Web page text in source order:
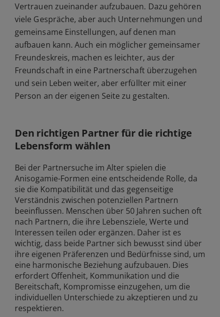
Vertrauen zueinander aufzubauen. Dazu gehören
viele Gespräche, aber auch Unternehmungen und
gemeinsame Einstellungen, auf denen man
aufbauen kann. Auch ein möglicher gemeinsamer
Freundeskreis, machen es leichter, aus der
Freundschaft in eine Partnerschaft überzugehen
und sein Leben weiter, aber erfüllter mit einer
Person an der eigenen Seite zu gestalten.
Den richtigen Partner für die richtige
Lebensform wählen
Bei der Partnersuche im Alter spielen die
Anisogamie-Formen eine entscheidende Rolle, da
sie die Kompatibilität und das gegenseitige
Verständnis zwischen potenziellen Partnern
beeinflussen. Menschen über 50 Jahren suchen oft
nach Partnern, die ihre Lebensziele, Werte und
Interessen teilen oder ergänzen. Daher ist es
wichtig, dass beide Partner sich bewusst sind über
ihre eigenen Präferenzen und Bedürfnisse sind, um
eine harmonische Beziehung aufzubauen. Dies
erfordert Offenheit, Kommunikation und die
Bereitschaft, Kompromisse einzugehen, um die
individuellen Unterschiede zu akzeptieren und zu
respektieren.